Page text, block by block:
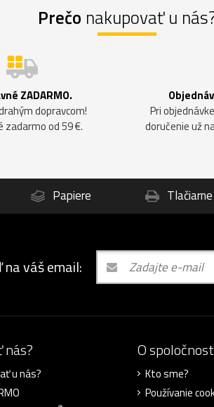
Prečo nakupovať u
ZADARMO.
dopravcom!
zadarmo od 59 €.
Pri
doručenie už
Papiere Tlačiarne
váš email:
u nás?
O
Kto sme?
Používanie